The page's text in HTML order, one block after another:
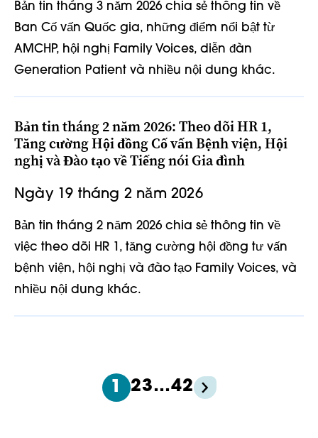
Bản tin tháng 3 năm 2026 chia sẻ thông tin về
Ban Cố vấn Quốc gia, những điểm nổi bật từ
AMCHP, hội nghị Family Voices, diễn đàn
Generation Patient và nhiều nội dung khác.
Bản tin tháng 2 năm 2026: Theo dõi HR 1,
Tăng cường Hội đồng Cố vấn Bệnh viện, Hội
nghị và Đào tạo về Tiếng nói Gia đình
Ngày 19 tháng 2 năm 2026
Bản tin tháng 2 năm 2026 chia sẻ thông tin về
việc theo dõi HR 1, tăng cường hội đồng tư vấn
bệnh viện, hội nghị và đào tạo Family Voices, và
nhiều nội dung khác.
1 23…42